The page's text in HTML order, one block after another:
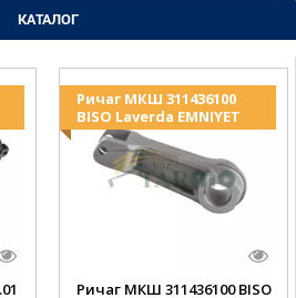
КАТАЛОГ
Ричаг МКШ 311436100
BISO Laverda EMNIYET
Ричаг МКШ 311436100 BISO